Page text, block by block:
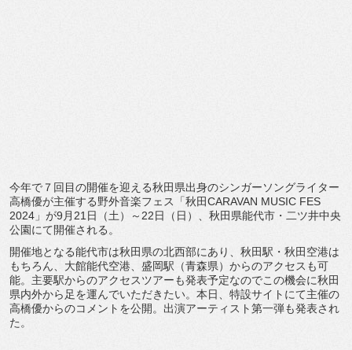
今年で７回目の開催を迎える秋田県出身のシンガーソングライター
高橋優が主催する野外音楽フェス「秋田CARAVAN MUSIC FES
2024」が9月21日（土）～22日（日）、秋田県能代市・二ツ井中央
公園にて開催される。
開催地となる能代市は秋田県の北西部にあり、秋田駅・秋田空港は
もちろん、大館能代空港、盛岡駅（青森県）からのアクセスも可
能。主要駅からのアクセスツアーも発表予定なのでこの機会に秋田
県内外から足を運んでいただきたい。本日、特設サイトにて主催の
高橋優からのコメントを公開。出演アーティスト第一弾も発表され
た。